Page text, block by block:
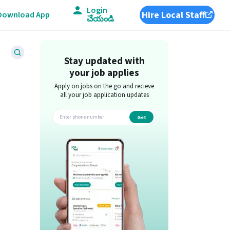
App Login
చేయండి Hire Local Staff
Stay updated with
your job applies
Apply on jobs on the go and recieve
all your job application updates
Get
app